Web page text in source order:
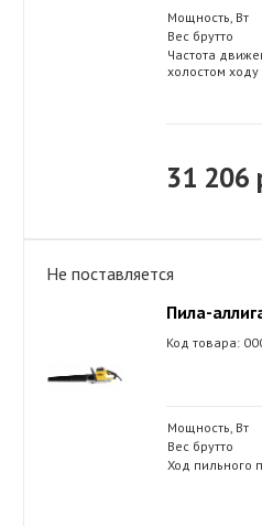
Мощность, Вт
Вес брутто
Частота
холостом ходу
31 206
Не поставляется
Пила-
Код товара:
Мощность, Вт
Вес брутто
Ход пильного